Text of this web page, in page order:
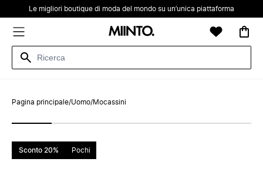
Le migliori boutique di moda del mondo su un’unica piattaforma
Pagina principale/Uomo/Mocassini
Sconto 20% Pochi